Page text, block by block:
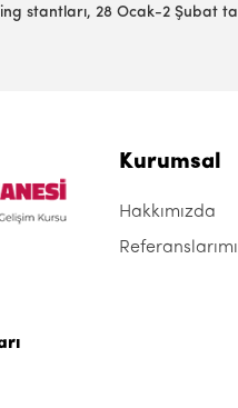
stantları, 28 Ocak-2 Şubat
Kurumsal
Hakkımızda